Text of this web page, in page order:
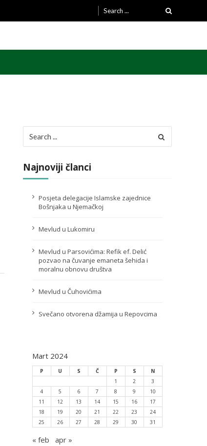
Search
for:
for:
Najnoviji članci
Posjeta delegacije Islamske zajednice
Bošnjaka u Njemačkoj
Mevlud u Lukomiru
Mevlud u Parsovićima: Refik ef. Delić
pozvao na čuvanje emaneta šehida i
moralnu obnovu društva
Mevlud u Čuhovićima
Svečano otvorena džamija u Repovcima
Mart 2024
P U S Č P S
N
1
2
3
4
5 6 7 8 9
10
11
12 13 14 15 16
17
18
19 20 21 22 23
24
25
26 27 28 29 30 31
« feb apr »